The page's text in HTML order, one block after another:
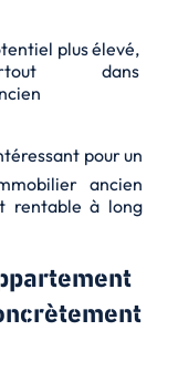
plus élevé,
dans
pour un
ancien
rentable à long